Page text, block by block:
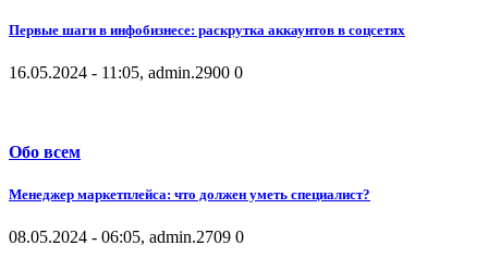
Первые шаги в инфобизнесе: раскрутка аккаунтов в соцсетях
16.05.2024 - 11:05, admin.2900 0
Обо всем
Менеджер маркетплейса: что должен уметь специалист?
08.05.2024 - 06:05, admin.2709 0